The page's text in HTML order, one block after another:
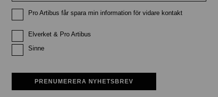
Pro Artibus får spara min information för vidare kontakt
Elverket & Pro Artibus
Sinne
PRENUMERERA NYHETSBREV